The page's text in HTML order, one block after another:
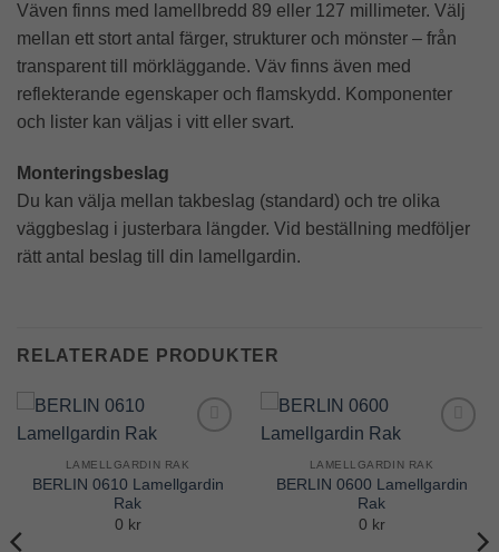
Väven finns med lamellbredd 89 eller 127 millimeter. Välj
mellan ett stort antal färger, strukturer och mönster – från
transparent till mörkläggande. Väv finns även med
reflekterande egenskaper och flamskydd. Komponenter
och lister kan väljas i vitt eller svart.
Monteringsbeslag
Du kan välja mellan takbeslag (standard) och tre olika
väggbeslag i justerbara längder. Vid beställning medföljer
rätt antal beslag till din lamellgardin.
RELATERADE PRODUKTER
Wishlist
LAMELLGARDIN RAK
BERLIN 0610 Lamellgardin
Rak
0 kr
Wishlist
LAMELLGARDIN RAK
BERLIN 0600 Lamellgardin
Rak
0 kr